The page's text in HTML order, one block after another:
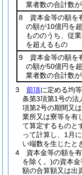
業者数の合計数
8 資本金等の額を
の額が10億円を
もののうち、従
を超えるもの
9 資本金等の額を
の額が50億円を
業者数の合計数
3 前項に定める均
条第3項第1号の法
項第2号の期間又
業所又は寮等を有
て算定するものと
って計算し、1月
い端数を生じたと
4
資本金等の額を
を除く。)の資本
額の合算額又は出